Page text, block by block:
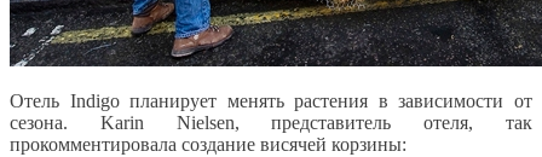
Отель Indigo планирует менять растения в зависимости от
сезона. Karin Nielsen, представитель отеля, так
прокомментировала создание висячей корзины: